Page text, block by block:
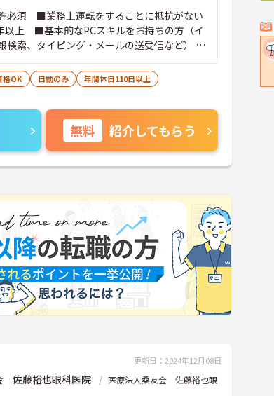
必須 ■業務上運転をすることに抵抗がない
以上 ■基本的なPCスキルをお持ちの方（イ
検索、タイピング・メールの送受信など） ■
しながら、当事者意識を持ち主体的に行動で
格OK 日勤のみ
年間休日110日以上
無料 紹介してもらう
更新日：2024年12月08日
佐藤裕也眼科医院
医療法人桑友会 佐藤裕也眼